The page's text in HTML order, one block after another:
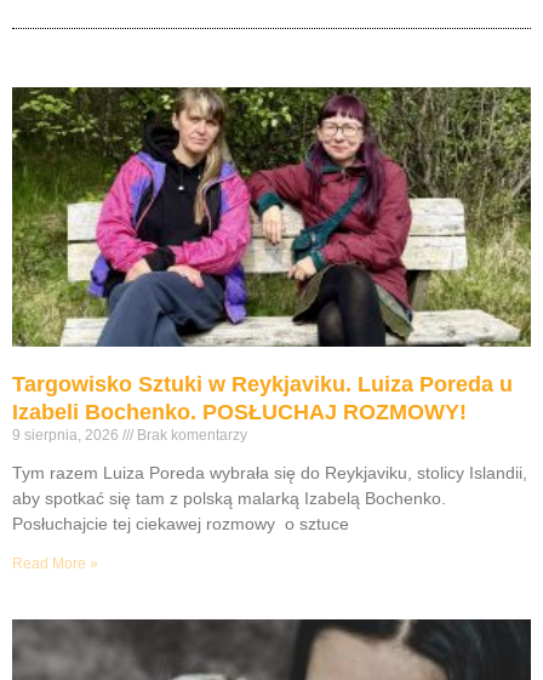
Targowisko Sztuki w Reykjaviku. Luiza Poreda u
Izabeli Bochenko. POSŁUCHAJ ROZMOWY!
9 sierpnia, 2026 Brak komentarzy
Tym razem Luiza Poreda wybrała się do Reykjaviku, stolicy Islandii,
aby spotkać się tam z polską malarką Izabelą Bochenko.
Posłuchajcie tej ciekawej rozmowy o sztuce
Read More »